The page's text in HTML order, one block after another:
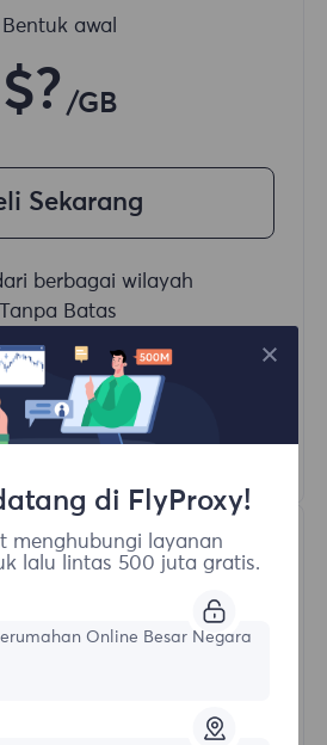
Bentuk awal
$? /GB
Sekarang
berbagai wilayah
Batas
Unggul
di FlyProxy!
menghubungi layanan
lalu lintas 500 juta gratis.
Online Besar Negara